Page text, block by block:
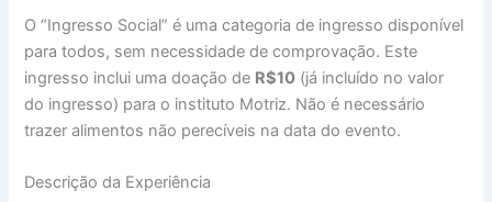
O “Ingresso Social” é uma categoria de ingresso disponível
para todos, sem necessidade de comprovação. Este
ingresso inclui uma doação de R$10 (já incluído no valor
do ingresso) para o instituto Motriz. Não é necessário
trazer alimentos não perecíveis na data do evento.
Descrição da Experiência